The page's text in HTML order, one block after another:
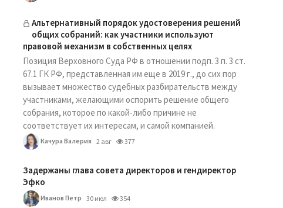
Альтернативный порядок удостоверения решений
общих собраний: как участники используют
правовой механизм в собственных целях
Позиция Верховного Суда РФ в отношении подп. 3 п. 3 ст.
67.1 ГК РФ, представленная им еще в 2019 г., до сих пор
вызывает множество судебных разбирательств между
участниками, желающими оспорить решение общего
собрания, которое по какой-либо причине не
соответствует их интересам, и самой компанией.
Качура Валерия 2 авг 377
Задержаны глава совета директоров и гендиректор
Эфко
Иванов Петр 30 июл 354